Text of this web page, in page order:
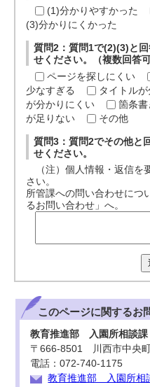
(1)分かりやすかった
(3)分かりにくかった
質問2：質問1で(2)(3)と
せください。（複数回答可
ページを探しにくい
少なすぎる
タイトル
が分かりにくい
箇条
が足りない
その他
質問3：質問2でその他と
せください。
（注）個人情報・返信を
さい。
所管課への問い合わせにつ
るお問い合わせ」へ。
このページに関するお
教育推進部 入園所相談課
〒666-8501 川西市中央
電話：072-740-1175
教育推進部 入園所相